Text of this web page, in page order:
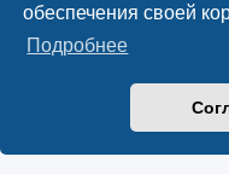
обеспечения своей
Подробнее